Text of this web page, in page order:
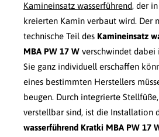
Kamineinsatz wasserführend, der
kreierten Kamin verbaut wird. Der
technische Teil des Kamineinsatz
MBA PW 17 W verschwindet dabei
Sie ganz individuell erschaffen
eines bestimmten Herstellers
beugen. Durch integrierte
verstellbar sind, ist die Installation
wasserführend Kratki MBA PW 17